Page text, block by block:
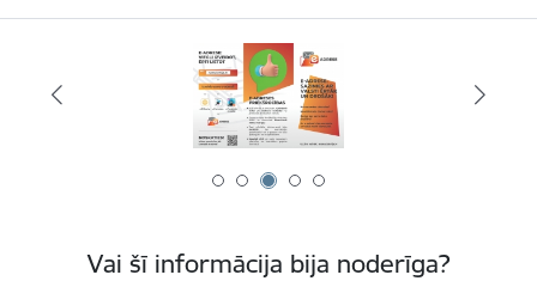
Vai šī informācija bija noderīga?